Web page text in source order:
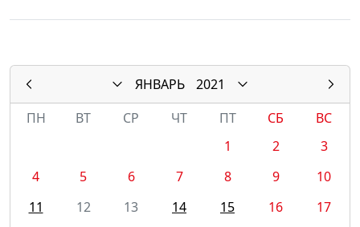
ЯНВАРЬ
2021
ПН
ВТ СР ЧТ ПТ СБ
ВС
1
2
3
4
5 6 7 8 9
10
11
12 13 14 15 16
17